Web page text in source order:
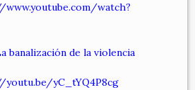
watch?
banalización de la violencia
yC_tYQ4P8cg